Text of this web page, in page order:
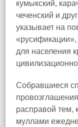
кумыкский,
чеченский и
указывает на
для населения
Собравшиеся
расправой тем,
муллами